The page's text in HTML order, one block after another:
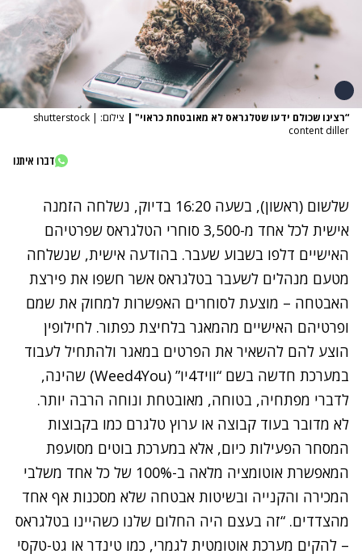
“רצינו שכולם ידעו שטלגראס לא מאובטחת כראוי" |
צילום: shutterstock |
content diller
דברו איתנו
שלשום (ראשון), בשעה 16:20 בדיוק, נשלחה הזמנה
אישית לכל אחד מ-3,500 סוחרי הטלגראס שפרטיהם
האישיים דלפו בשבוע שעבר. בהודעה אישית, שנשלחה
מטעם מנהלים לשעבר בטלגראס אשר חשפו את פירצת
האבטחה – מוצעת לסוחרים האפשרות למחוק את שמם
ופרטיהם האישיים מהמאגר בלחיצת כפתור. לחילופין
הוצע להם להשאיר את הפרטים במאגר ולהתחיל לעבוד
במערכת חדשה בשם “וויד4יו” (Weed4You) שהינה,
לדברי מפתחיה, בטוחה, מאובטחת ונוחה הרבה יותר.
לא מדובר בעוד קבוצה או ערוץ טלגרם כמו בקבוצות
המסחר הפעילות כיום, אלא במערכת בוטים מסועפת
המאפשרת אוטומציה מלאה ב-100% של כל אחד משלבי
המכירה והקנייה ובשיטות אבטחה שלא מסכנות אף אחד
מהצדדים. “זה בעצם היה החלום שלנו כשהיינו בטלגראס
– להקים מערכת אוטומטית לגמרי, כמו טינדר או גט-טקסי